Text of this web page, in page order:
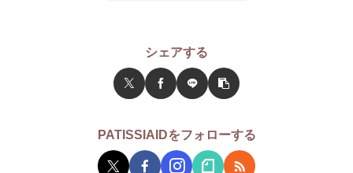
シェアする
PATISSIAIDをフォローする